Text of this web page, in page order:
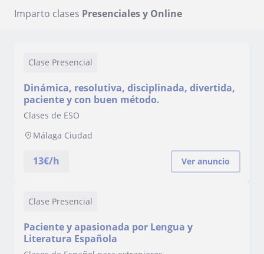
Imparto clases Presenciales y Online
Clase Presencial
Dinámica, resolutiva, disciplinada, divertida,
paciente y con buen método.
Clases de ESO
Málaga Ciudad
13€/h Ver anuncio
Clase Presencial
Paciente y apasionada por Lengua y
Literatura Española